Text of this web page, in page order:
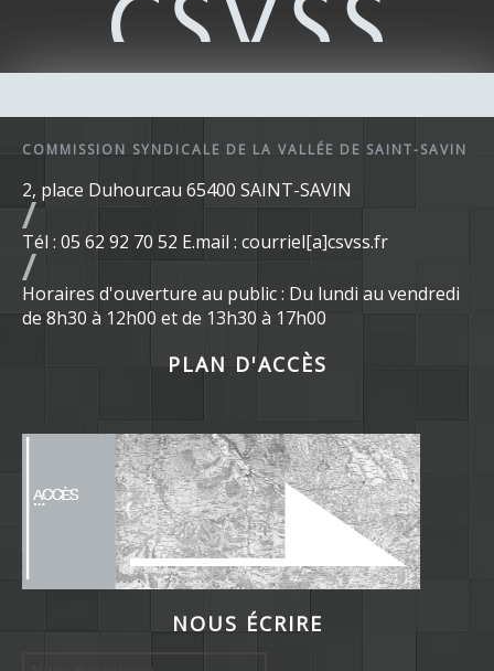
COMMISSION SYNDICALE DE LA VALLÉE DE SAINT-SAVIN
2, place Duhourcau 65400 SAINT-SAVIN
Tél : 05 62 92 70 52 E.mail : courriel[a]csvss.fr
Horaires d'ouverture au public : Du lundi au vendredi
de 8h30 à 12h00 et de 13h30 à 17h00
PLAN D'ACCÈS
NOUS ÉCRIRE